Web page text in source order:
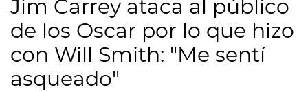
Jim Carrey ataca al público
de los Oscar por lo que hizo
con Will Smith: "Me sentí
asqueado"